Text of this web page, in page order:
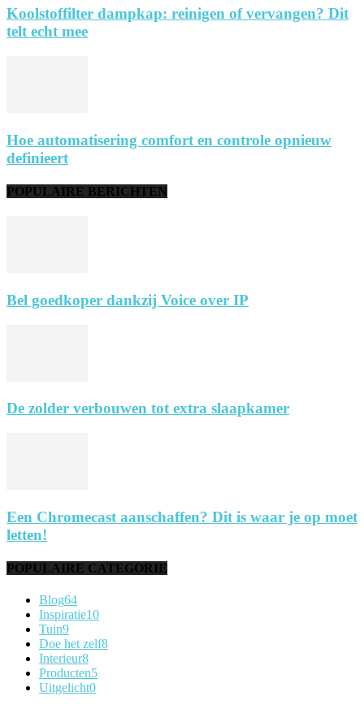
Koolstoffilter dampkap: reinigen of vervangen? Dit
telt echt mee
Hoe automatisering comfort en controle opnieuw
definieert
POPULAIRE BERICHTEN
Bel goedkoper dankzij Voice over IP
De zolder verbouwen tot extra slaapkamer
Een Chromecast aanschaffen? Dit is waar je op moet
letten!
POPULAIRE CATEGORIE
Blog64
Inspiratie10
Tuin9
Doe het zelf8
Interieur8
Producten5
Uitgelicht0